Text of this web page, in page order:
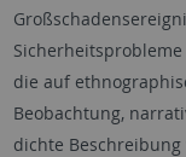
die auf
Beobachtung,
dichte